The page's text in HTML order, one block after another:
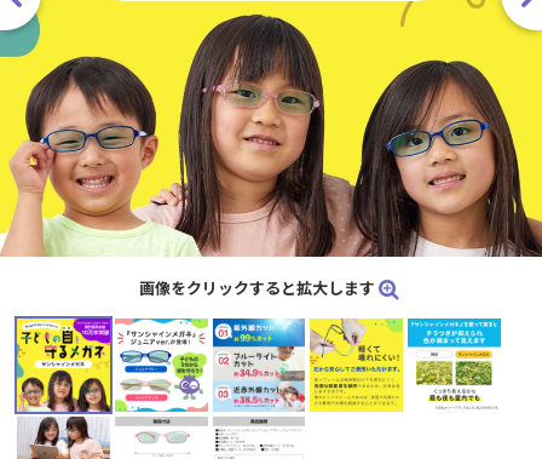
画像をクリックすると拡大します
画像をクリックすると拡大します